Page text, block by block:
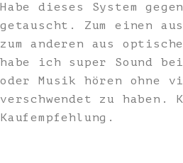
Habe dieses System
getauscht. Zum einen
zum anderen aus
habe ich super Sound
oder Musik hören ohne
verschwendet zu haben.
Kaufempfehlung.